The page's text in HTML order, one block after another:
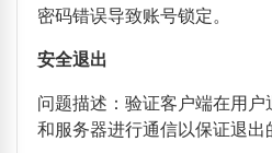
密码错误导致账号锁定。
安全退出
问题描述：验证客户端在用
和服务器进行通信以保证退出